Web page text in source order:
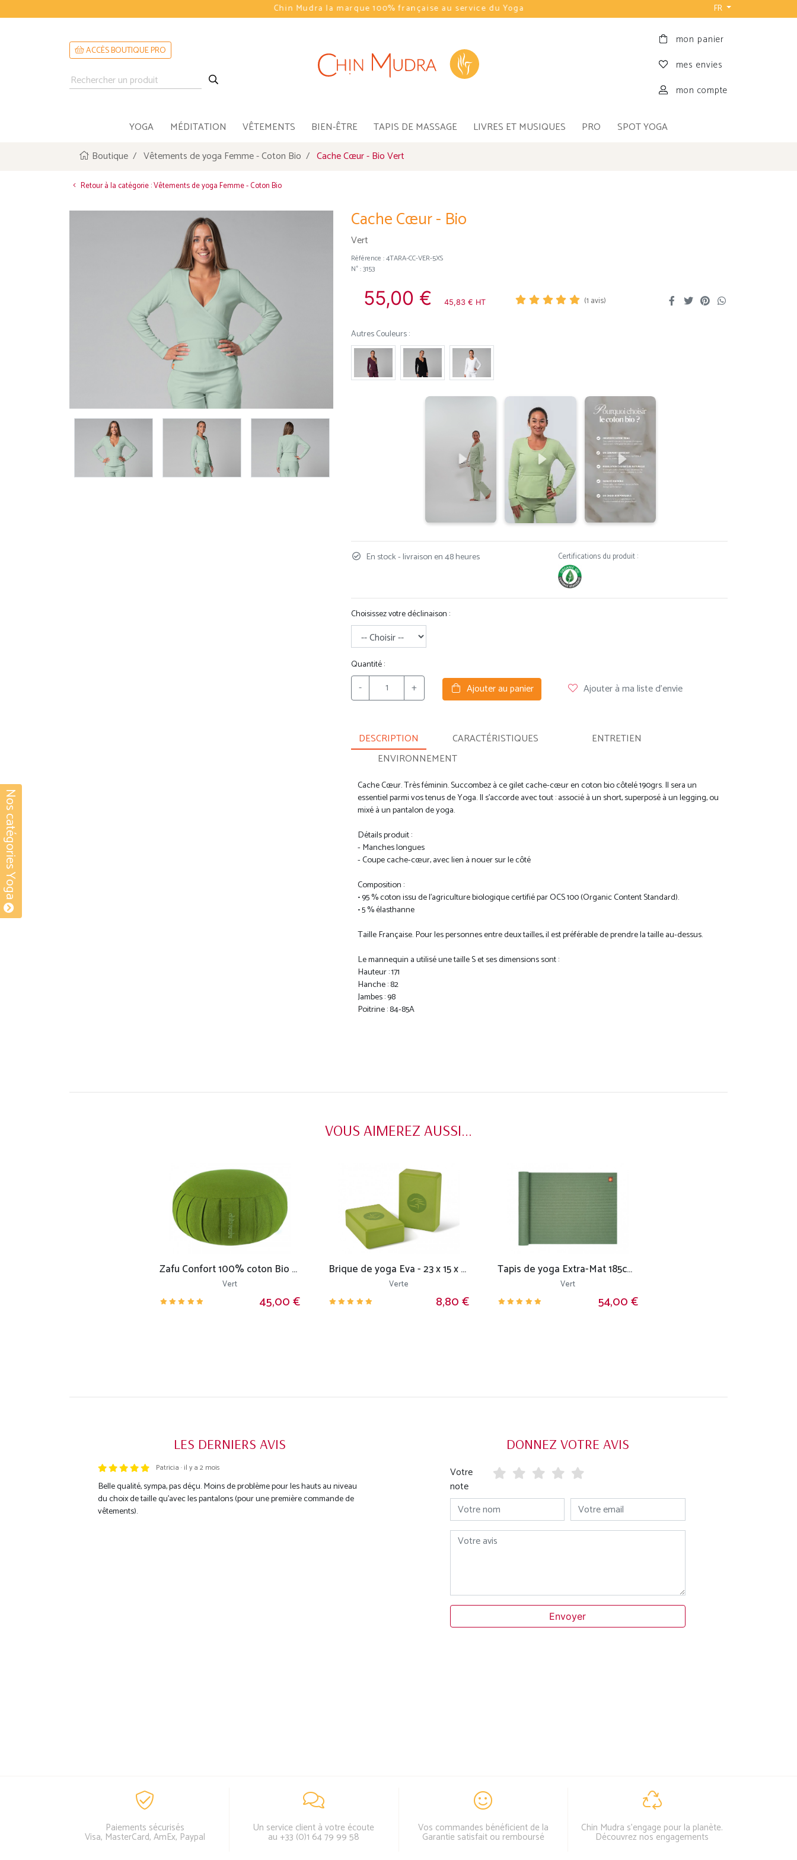
Chin Mudra la marque 100% française au service du Yoga FR
ACCÈS BOUTIQUE PRO
mon panier
mes envies
mon compte
YOGA MÉDITATION VÊTEMENTS BIEN-ÊTRE TAPIS DE MASSAGE LIVRES ET MUSIQUES PRO SPOT YOGA
Nos catégories Yoga
Boutique Vêtements de yoga Femme - Coton Bio Cache Cœur - Bio Vert
Retour à la catégorie : Vêtements de yoga Femme - Coton Bio
Cache Cœur - Bio
Vert
Référence :4TARA-CC-VER-5XS
N° : 3153
55,00 € 45,83 € HT (1 avis)
Autres Couleurs :
En stock - livraison en 48 heures Certifications du produit :
Choisissez votre déclinaison :
Quantité :
- + Ajouter au panier Ajouter à ma liste d'envie
DESCRIPTION CARACTÉRISTIQUES
ENTRETIEN
ENVIRONNEMENT
Cache Cœur. Très féminin. Succombez à ce gilet cache-cœur en coton bio côtelé 190grs. Il sera un
essentiel parmi vos tenus de Yoga. Il s'accorde avec tout : associé à un short, superposé à un legging, ou
mixé à un pantalon de yoga.
Détails produit :
- Manches longues
- Coupe cache-cœur, avec lien à nouer sur le côté
Composition :
• 95 % coton issu de l'agriculture biologique certifié par OCS 100 (Organic Content Standard).
• 5 % élasthanne
Taille Française. Pour les personnes entre deux tailles, il est préférable de prendre la taille au-dessus.
Le mannequin a utilisé une taille S et ses dimensions sont :
Hauteur : 171
Hanche : 82
Jambes : 98
Poitrine : 84-85A
VOUS AIMEREZ AUSSI...
Zafu Confort 100% coton Bio - Epeautre
Vert
45,00 €
Brique de yoga Eva - 23 x 15 x 7.6 cm
Verte
8,80 €
Tapis de yoga Extra-Mat 185cm/220cm x 60cm x 4.6mm
Vert
54,00 €
LES DERNIERS AVIS
Trustpilot Patricia · il y a 2 mois
Belle qualité, sympa, pas déçu. Moins de problème pour les hauts au niveau
du choix de taille qu'avec les pantalons (pour une première commande de
vêtements).
DONNEZ VOTRE AVIS
Votre
note
Votre nom Votre email
Votre avis
Envoyer
Paiements sécurisés
Visa, MasterCard, AmEx, Paypal
Un service client à votre écoute
au +33 (0)1 64 79 99 58
Vos commandes bénéficient de la
Garantie satisfait ou remboursé
Chin Mudra s'engage pour la planète.
Découvrez nos engagements